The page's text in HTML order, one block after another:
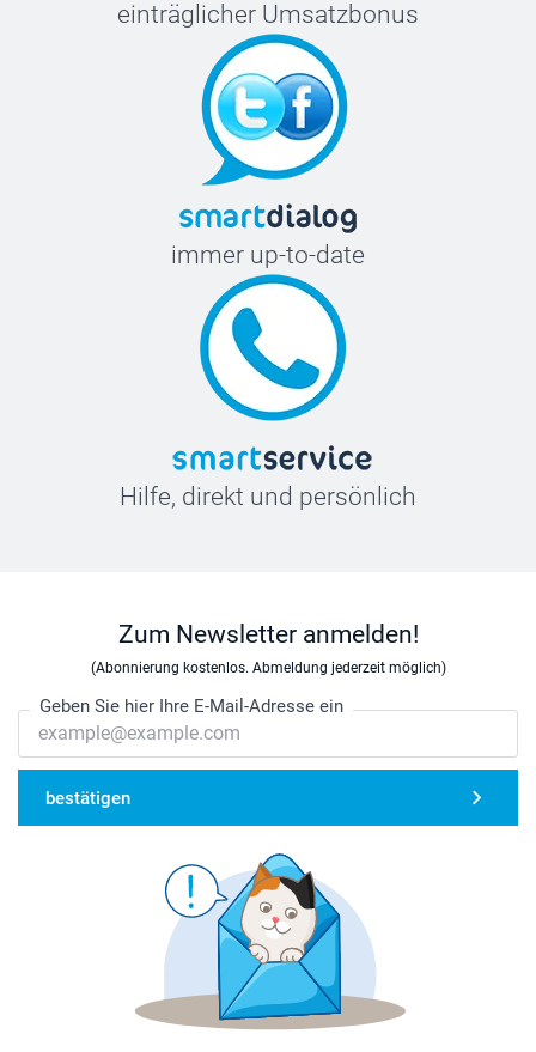
einträglicher Umsatzbonus
immer up-to-date
Hilfe, direkt und persönlich
Zum Newsletter anmelden!
(Abonnierung kostenlos. Abmeldung jederzeit möglich)
Geben Sie hier Ihre E-Mail-Adresse ein
bestätigen